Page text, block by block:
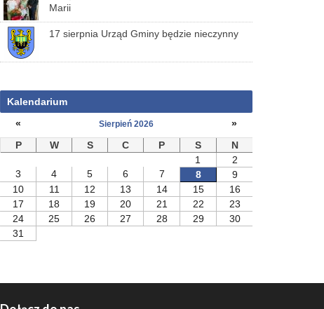
Marii
17 sierpnia Urząd Gminy będzie nieczynny
Kalendarium
«
Sierpień 2026
»
P
W S C P S
N
1
2
3
4 5 6 7 8
9
10
11 12 13 14 15
16
17
18 19 20 21 22
23
24
25 26 27 28 29
30
31